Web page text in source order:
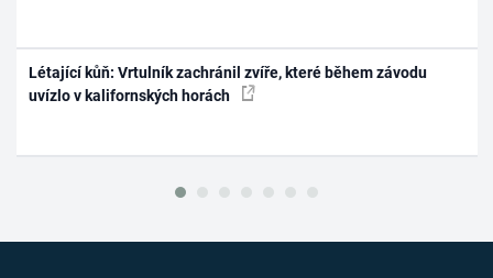
Létající kůň: Vrtulník zachránil zvíře, které během závodu
uvízlo v kalifornských horách